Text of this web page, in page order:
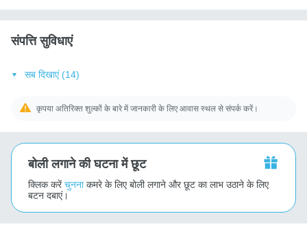
संपत्ति सुविधाएं
सब दिखाएं (14)
कृपया अतिरिक्त शुल्कों के बारे में जानकारी के लिए आवास स्थल से संपर्क करें।
बोली लगाने की घटना में छूट
क्लिक करेंचुननाकमरे के लिए बोली लगाने और छूट का लाभ उठाने के लिए
बटन दबाएं।